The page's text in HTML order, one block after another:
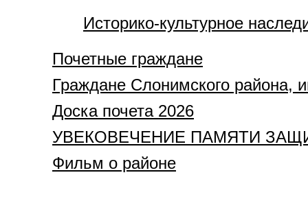
Историко-культурное
Почетные граждане
Граждане Слонимского района,
Доска почета 2026
УВЕКОВЕЧЕНИЕ ПАМЯТИ
Фильм о районе